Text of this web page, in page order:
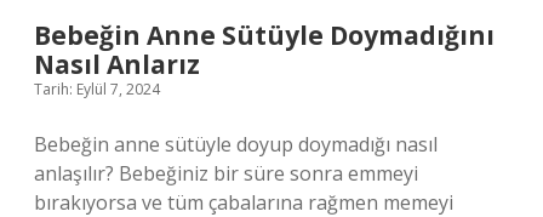
Bebeğin Anne Sütüyle Doymadığını
Nasıl Anlarız
Tarih: Eylül 7, 2024
Bebeğin anne sütüyle doyup doymadığı nasıl
anlaşılır? Bebeğiniz bir süre sonra emmeyi
bırakıyorsa ve tüm çabalarına rağmen memeyi